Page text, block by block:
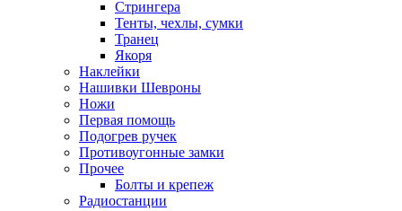
Стрингера
Тенты, чехлы, сумки
Транец
Якоря
Наклейки
Нашивки Шевроны
Ножи
Первая помощь
Подогрев ручек
Противоугонные замки
Прочее
Болты и крепеж
Радиостанции